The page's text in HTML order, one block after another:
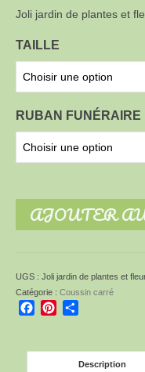
Joli jardin de plantes et
TAILLE
RUBAN FUNÉRAIRE
AJOUTER
UGS : Joli jardin de plantes et
Catégorie : Coussin carré
Facebook
Pinterest
Description